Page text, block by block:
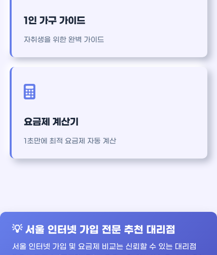
1인 가구 가이드
자취생을 위한 완벽 가이드
요금제 계산기
1초만에 최적 요금제 자동 계산
💡 서울 인터넷 가입 전문 추천 대리점
서울 인터넷 가입 및 요금제 비교는 신뢰할 수 있는 대리점